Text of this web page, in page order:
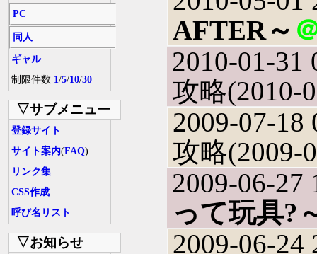
PC
同人
ギャル
制限件数 1/5/10/30
▽サブメニュー
登録サイト
サイト案内(FAQ)
リンク集
CSS作成
呼び名リスト
▽お知らせ
AFTER～
2010-01-31
攻略(2010-
2009-07-18
攻略(2009-
2009-06-27
って玩具?
2009-06-24